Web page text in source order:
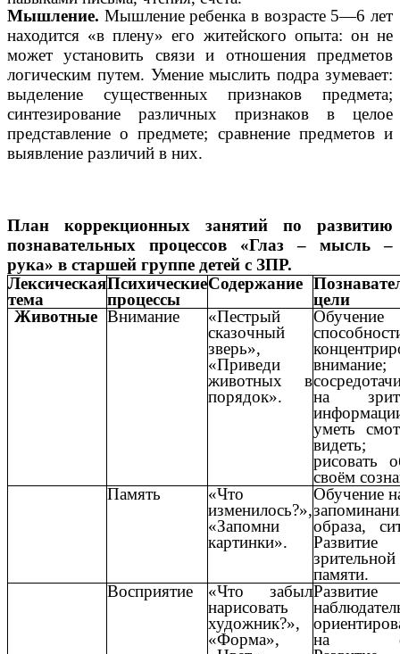
Мышление. Мышление ребенка в возрасте 5—6 лет
находится «в плену» его житейского опыта: он не
может установить связи и отношения предметов
логическим путем. Умение мыслить подра зумевает:
выделение существенных признаков предмета;
синтезирование различных признаков в целое
представление о предмете; сравнение предметов и
выявление различий в них.
План коррекционных занятий по развитию
познавательных процессов «Глаз – мысль –
рука» в старшей группе детей с ЗПР.
Лексическая
тема
Психические
процессы
Содержание
цели
Животные Внимание
«Пестрый
сказочный
зверь»,
«Приведи
животных в
порядок».
Обучение
на
уметь
видеть;
рисовать
своём
Память
«Что
изменилось?»,
«Запомни
картинки».
Обучение
образа,
Развитие
зрительной
памяти.
Восприятие
«Что забыл
нарисовать
художник?»,
«Форма»,
Развитие
на